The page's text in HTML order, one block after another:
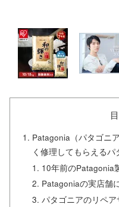
Patagonia（パタゴニ
く修理してもらえるパ
10年前のPatagonia
Patagoniaの実店舗
パタゴニアのリペ